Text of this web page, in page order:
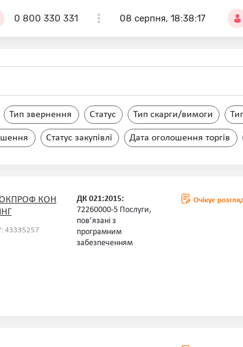
0 800 330 331 08 серпня, 18:38:18
Тип звернення Статус Тип скарги/вимоги
Статус закупівлі Дата оголошення торгів
КОН
43335257
ДК 021:2015:
72260000-5 Послуги,
пов’язані з
програмним
забезпеченням
Очікує